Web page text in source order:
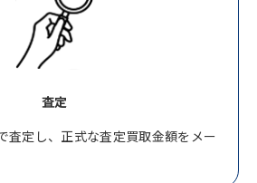
査定
査定し、正式な査定買取金額をメー